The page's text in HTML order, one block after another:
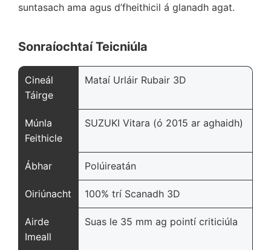
suntasach ama agus d’fheithicil á glanadh agat.
Sonraíochtaí Teicniúla
Cineál
Táirge
Mataí Urláir Rubair 3D
Múnla
Feithicle
SUZUKI Vitara (ó 2015 ar aghaidh)
Ábhar Polúireatán
Oiriúnacht 100% trí Scanadh 3D
Airde
Imeall
Suas le 35 mm ag pointí criticiúla